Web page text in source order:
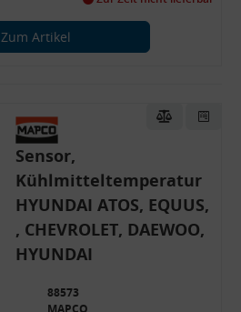
Zum Artikel
Sensor,
Kühlmitteltemperatur
HYUNDAI ATOS, EQUUS,
, CHEVROLET, DAEWOO,
HYUNDAI
88573
MAPCO